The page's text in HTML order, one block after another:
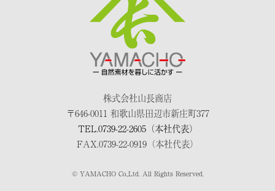
株式会社山長商店
〒646-0011 和歌山県田辺市新庄町377
TEL.0739-22-2605（本社代表）
FAX.0739-22-0919（本社代表）
© YAMACHO Co.,Ltd. All Rights Reserved.